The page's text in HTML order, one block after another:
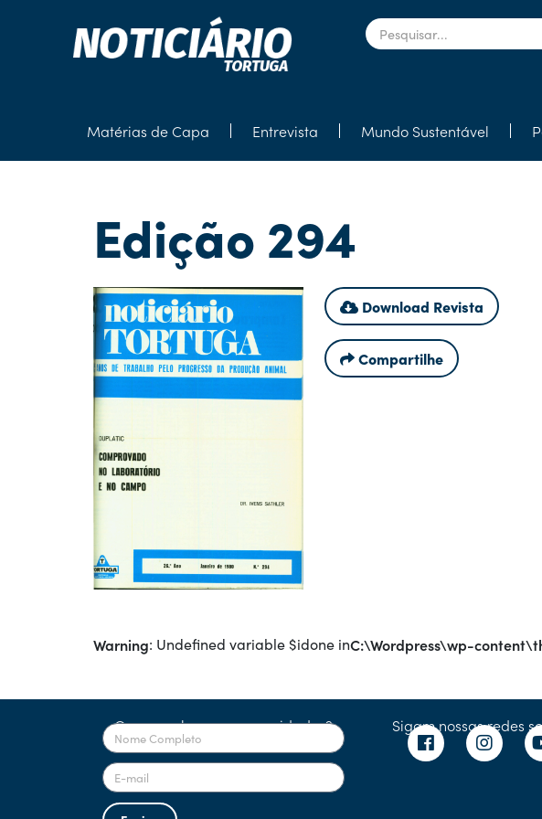
Matérias de Capa Entrevista Mundo Sustentável
Edição 294
Download Revista
Compartilhe
Warning: Undefined variable $idone inC:\Wordpress\wp-
Quer receber nossas novidades? Sigam nossas redes